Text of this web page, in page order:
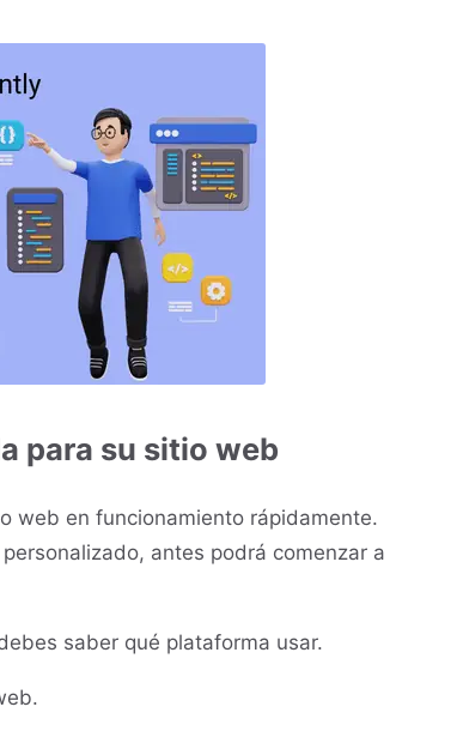
para su sitio web
web en funcionamiento rápidamente.
antes podrá comenzar a
saber qué plataforma usar.